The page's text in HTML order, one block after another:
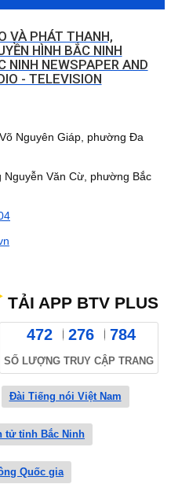
VÀ PHÁT THANH,
HÌNH BẮC NINH
NINH NEWSPAPER AND
- TELEVISION
Nguyên Giáp, phường Đa
Văn Cừ, phường Bắc
TẢI APP BTV PLUS
472 276 784
SỐ LƯỢNG TRUY CẬP TRANG
Đài Tiếng nói Việt Nam
tử tỉnh Bắc Ninh
Quốc gia